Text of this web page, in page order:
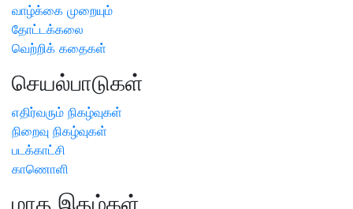
வாழ்க்கை முறையும்
தோட்டக்கலை
வெற்றிக் கதைகள்
செயல்பாடுகள்
எதிர்வரும் நிகழ்வுகள்
நிறைவு நிகழ்வுகள்
படக்காட்சி
காணொளி
மாத இதழ்கள்